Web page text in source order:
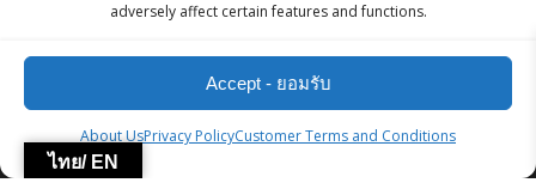
adversely affect certain features and functions.
Accept - ยอมรับ
About UsPrivacy PolicyCustomer Terms and Conditions
฿53.00
ZingStreet Co.,Ltd
ไทย/ EN